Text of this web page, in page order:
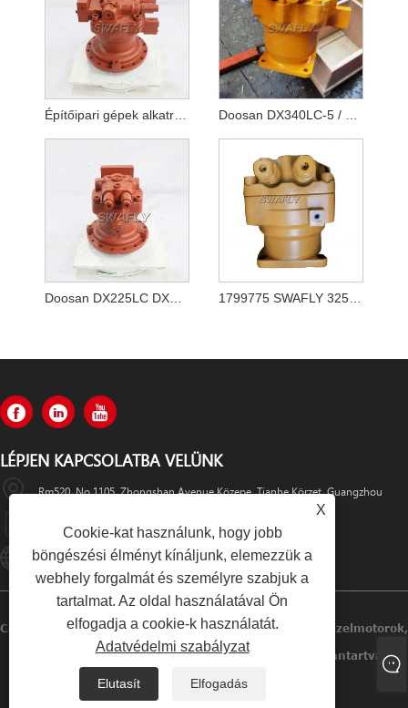
Építőipari gépek alkatrészei Kotrógép Motoralkatrészek DX255LC-5 Lengőmotor 170303-00072 Doosan DX340LC-5 / DX350LC-5 lengőmotor 170303-00065
LÉPJEN KAPCSOLATBA VELÜNK
Rm520, No.1105, Zhongshan Avenue Közepe, Tianhe Körzet, Guangzhou
+86-13501533176
Sales01@swaflyexcavator.cn
Copyright © 2022 Swafly Machinery Co., Korlátozott Dízelmotorok,
Kotrófülke, Kotrómotor-Alkatrészek Minden Jog Fenntartva.
Links Sitemap XML Adatvédelmi Szabályzat
X
Cookie-kat használunk, hogy jobb
böngészési élményt kínáljunk, elemezzük a
webhely forgalmát és személyre szabjuk a
tartalmat. Az oldal használatával Ön
elfogadja a cookie-k használatát.
Adatvédelmi szabályzat
Elutasít Elfogadás